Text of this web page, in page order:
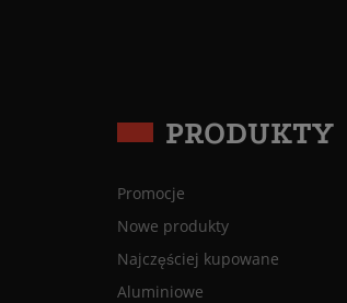
PRODUKTY
Promocje
Nowe produkty
Najczęściej kupowane
Aluminiowe